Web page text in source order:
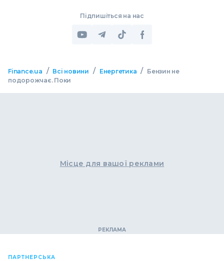
Підпишіться на нас
Finance.ua / Всі новини / Енергетика / Бензин не
подорожчає. Поки
Місце для вашої реклами
ПАРТНЕРСЬКА